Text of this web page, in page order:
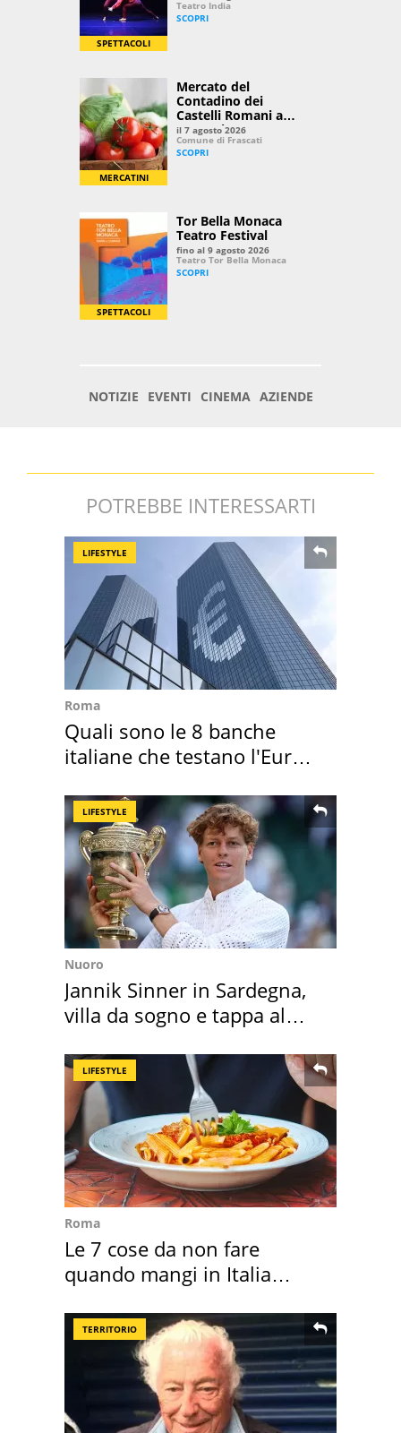
POTREBBE INTERESSARTI
LIFESTYLE
Roma
Quali sono le 8 banche
italiane che testano l'Euro
LIFESTYLE
Nuoro
Jannik Sinner in Sardegna,
villa da sogno e tappa al
LIFESTYLE
Roma
Le 7 cose da non fare
quando mangi in Italia
TERRITORIO